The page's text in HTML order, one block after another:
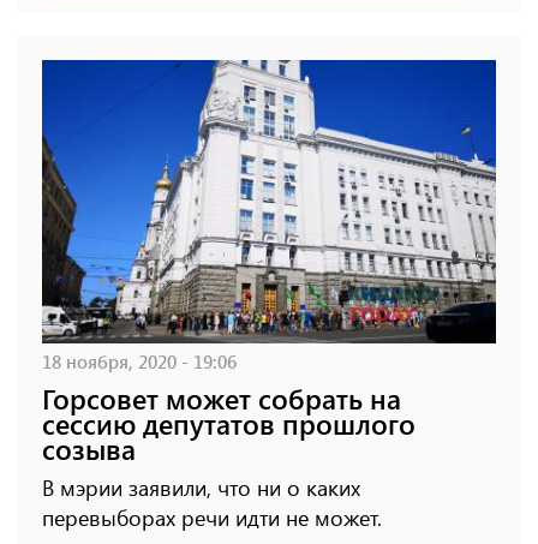
18 ноября, 2020 - 19:06
Горсовет может собрать на
сессию депутатов прошлого
созыва
В мэрии заявили, что ни о каких
перевыборах речи идти не может.